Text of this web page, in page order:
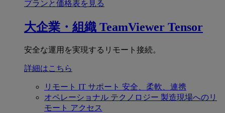
プランと価格表を見る
大企業・組織 TeamViewer Tensor
安全な運用を実現するリモート接続。
詳細はこちら
リモート IT サポート 安全、柔軟、連携
オペレーショナル テクノロジー 製造現場へのリ
モート アクセス